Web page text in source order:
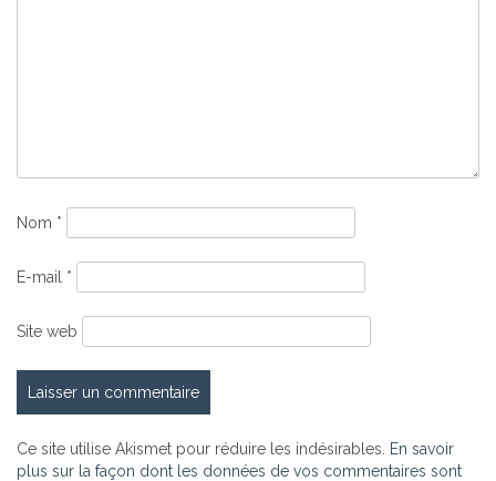
Nom *
E-mail *
Site web
Ce site utilise Akismet pour réduire les indésirables. En savoir
plus sur la façon dont les données de vos commentaires sont